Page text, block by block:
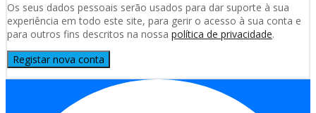
Os seus dados pessoais serão usados para dar suporte à sua
experiência em todo este site, para gerir o acesso à sua conta e
para outros fins descritos na nossa política de privacidade.
Registar nova conta